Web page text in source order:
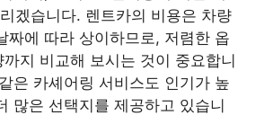
겠습니다. 렌트카의 비용은 차량
짜에 따라 상이하므로, 저렴한 옵
지 비교해 보시는 것이 중요합니
은 카셰어링 서비스도 인기가 높
많은 선택지를 제공하고 있습니